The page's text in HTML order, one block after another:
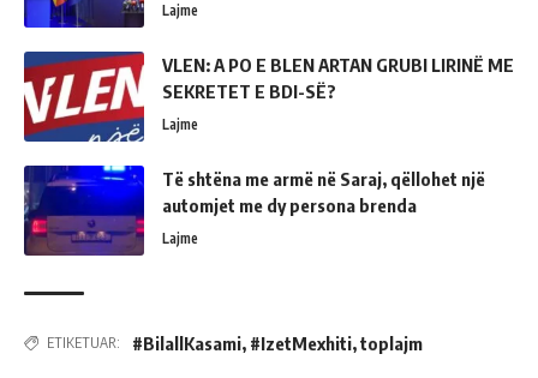
Lajme
VLEN: A PO E BLEN ARTAN GRUBI LIRINË ME
SEKRETET E BDI-SË?
Lajme
Të shtëna me armë në Saraj, qëllohet një
automjet me dy persona brenda
Lajme
ETIKETUAR: #BilallKasami, #IzetMexhiti,toplajm